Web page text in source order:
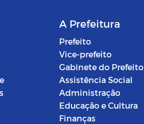
A Prefeitura
Prefeito
Vice-prefeito
Gabinete do Prefeito
Assistência Social
Administração
Educação e Cultura
Finanças